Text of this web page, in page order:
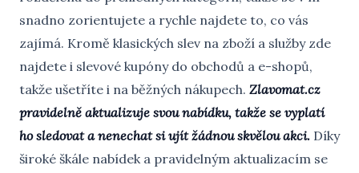
snadno zorientujete a rychle najdete to, co vás
zajímá. Kromě klasických slev na zboží a služby zde
najdete i slevové kupóny do obchodů a e-shopů,
takže ušetříte i na běžných nákupech. Zlavomat.cz
pravidelně aktualizuje svou nabídku, takže se vyplatí
ho sledovat a nenechat si ujít žádnou skvělou akci. Díky
široké škále nabídek a pravidelným aktualizacím se